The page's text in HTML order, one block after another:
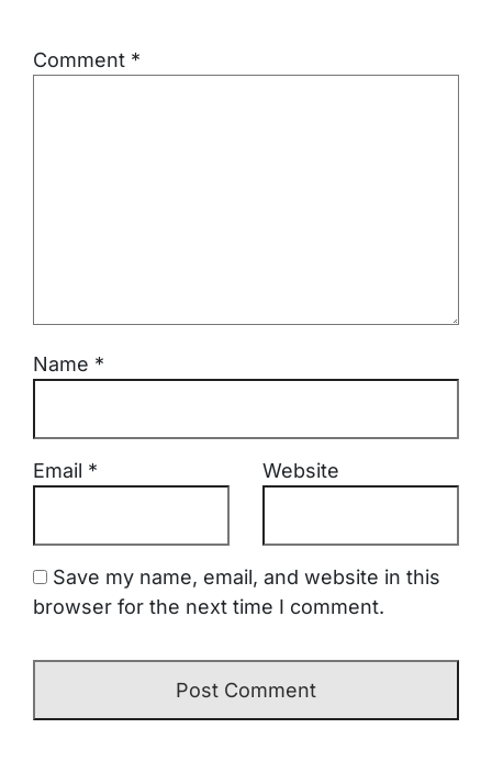
Comment *
Name *
Email * Website
Save my name, email, and website in this
browser for the next time I comment.